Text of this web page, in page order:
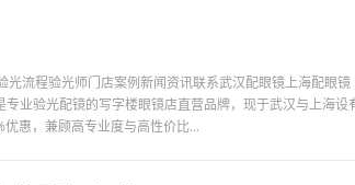
流程验光师门店案例新闻资讯联系武汉配眼镜上海配眼镜
专业验光配镜的写字楼眼镜店直营品牌，现于武汉与上海
惠，兼顾高专业度与高性价比...